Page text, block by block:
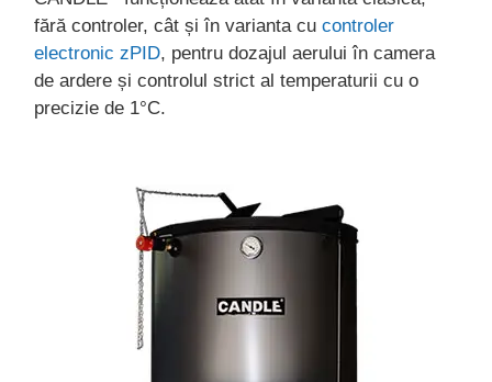
fără controler, cât și în varianta cu controler
electronic zPID, pentru dozajul aerului în camera
de ardere și controlul strict al temperaturii cu o
precizie de 1°C.